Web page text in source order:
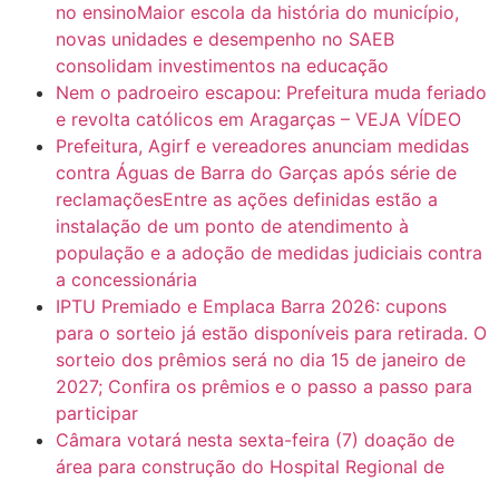
no ensinoMaior escola da história do município,
novas unidades e desempenho no SAEB
consolidam investimentos na educação
Nem o padroeiro escapou: Prefeitura muda feriado
e revolta católicos em Aragarças – VEJA VÍDEO
Prefeitura, Agirf e vereadores anunciam medidas
contra Águas de Barra do Garças após série de
reclamaçõesEntre as ações definidas estão a
instalação de um ponto de atendimento à
população e a adoção de medidas judiciais contra
a concessionária
IPTU Premiado e Emplaca Barra 2026: cupons
para o sorteio já estão disponíveis para retirada. O
sorteio dos prêmios será no dia 15 de janeiro de
2027; Confira os prêmios e o passo a passo para
participar
Câmara votará nesta sexta-feira (7) doação de
área para construção do Hospital Regional de